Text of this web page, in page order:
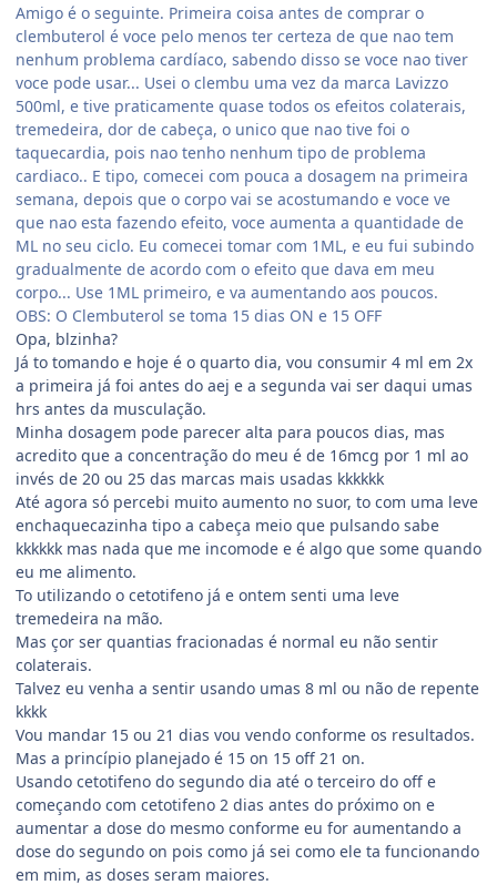
Amigo é o seguinte. Primeira coisa antes de comprar o
clembuterol é voce pelo menos ter certeza de que nao tem
nenhum problema cardíaco, sabendo disso se voce nao tiver
voce pode usar... Usei o clembu uma vez da marca Lavizzo
500ml, e tive praticamente quase todos os efeitos colaterais,
tremedeira, dor de cabeça, o unico que nao tive foi o
taquecardia, pois nao tenho nenhum tipo de problema
cardiaco.. E tipo, comecei com pouca a dosagem na primeira
semana, depois que o corpo vai se acostumando e voce ve
que nao esta fazendo efeito, voce aumenta a quantidade de
ML no seu ciclo. Eu comecei tomar com 1ML, e eu fui subindo
gradualmente de acordo com o efeito que dava em meu
corpo... Use 1ML primeiro, e va aumentando aos poucos.
OBS: O Clembuterol se toma 15 dias ON e 15 OFF
Opa, blzinha?
Já to tomando e hoje é o quarto dia, vou consumir 4 ml em 2x
a primeira já foi antes do aej e a segunda vai ser daqui umas
hrs antes da musculação.
Minha dosagem pode parecer alta para poucos dias, mas
acredito que a concentração do meu é de 16mcg por 1 ml ao
invés de 20 ou 25 das marcas mais usadas kkkkkk
Até agora só percebi muito aumento no suor, to com uma leve
enchaquecazinha tipo a cabeça meio que pulsando sabe
kkkkkk mas nada que me incomode e é algo que some quando
eu me alimento.
To utilizando o cetotifeno já e ontem senti uma leve
tremedeira na mão.
Mas çor ser quantias fracionadas é normal eu não sentir
colaterais.
Talvez eu venha a sentir usando umas 8 ml ou não de repente
kkkk
Vou mandar 15 ou 21 dias vou vendo conforme os resultados.
Mas a princípio planejado é 15 on 15 off 21 on.
Usando cetotifeno do segundo dia até o terceiro do off e
começando com cetotifeno 2 dias antes do próximo on e
aumentar a dose do mesmo conforme eu for aumentando a
dose do segundo on pois como já sei como ele ta funcionando
em mim, as doses seram maiores.